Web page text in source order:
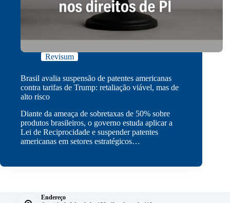
Revisum
Brasil avalia suspensão de patentes americanas
contra tarifas de Trump: retaliação viável, mas de
alto risco
Diante da ameaça de sobretaxas de 50% sobre
produtos brasileiros, o governo estuda aplicar a
Lei de Reciprocidade e suspender patentes
americanas em setores estratégicos…
Endereço